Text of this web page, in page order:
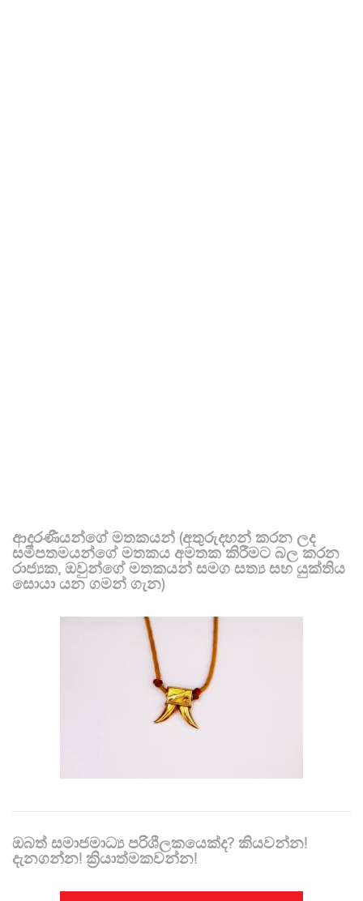
ආදරණීයන්ගේ මතකයන් (අතුරුදහන් කරන ලද
සමීපතමයන්ගේ මතකය අමතක කිරීමට බල කරන
රාජ්‍යක, ඔවුන්ගේ මතකයන් සමග සත්‍ය සහ යුක්තිය
සොයා යන ගමන් ගැන)
ඔබත් සමාජමාධ්‍ය පරිශීලකයෙක්ද? කියවන්න!
දැනගන්න! ක්‍රියාත්මකවන්න!